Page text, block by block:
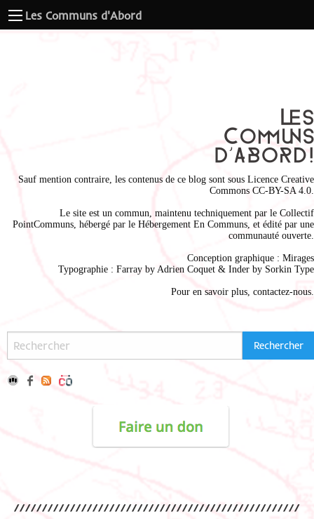
Les Communs d'Abord
Sauf mention contraire, les contenus de ce blog sont sous Licence Creative
Commons CC-BY-SA 4.0
Le site est un commun, maintenu techniquement par le Collectif
PointCommuns , hébergé par le Hébergement En Communs , et édité par une
communauté ouverte.
Conception graphique : Mirages
Typographie : Farray by Adrien Coquet & Inder by Sorkin Type
Pour en savoir plus, contactez-nous